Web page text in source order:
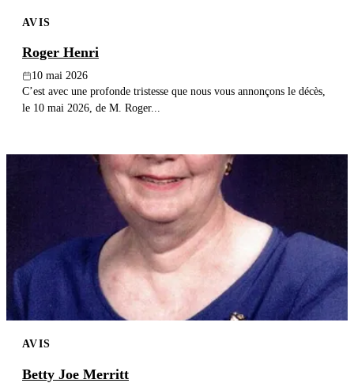
AVIS
Roger Henri
10 mai 2026
C’est avec une profonde tristesse que nous vous annonçons le décès,
le 10 mai 2026, de M. Roger...
AVIS
Betty Joe Merritt